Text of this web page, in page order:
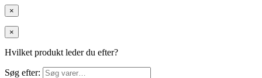
×
×
Hvilket produkt leder du efter?
Søg efter: